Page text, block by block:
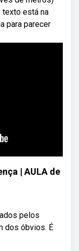
texto está na
para parecer
| AULA de
pelos
dos óbvios. É